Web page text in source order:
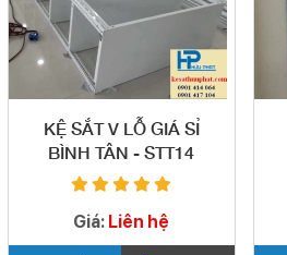
KỆ SẮT V LỖ GIÁ SỈ
BÌNH TÂN - STT14
Giá: Liên hệ